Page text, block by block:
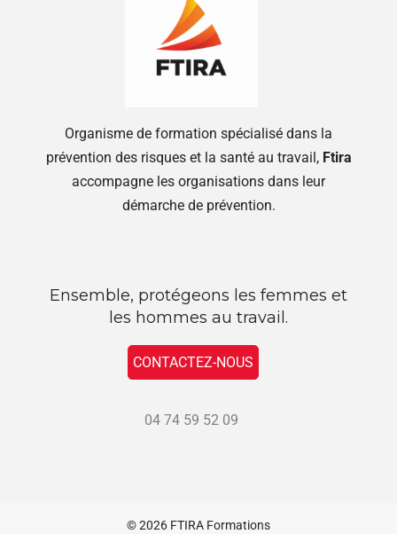
Organisme de formation spécialisé dans la
prévention des risques et la santé au travail, Ftira
accompagne les organisations dans leur
démarche de prévention.
Ensemble, protégeons les femmes et
les hommes au travail.
CONTACTEZ-NOUS
04 74 59 52 09
© 2026 FTIRA Formations